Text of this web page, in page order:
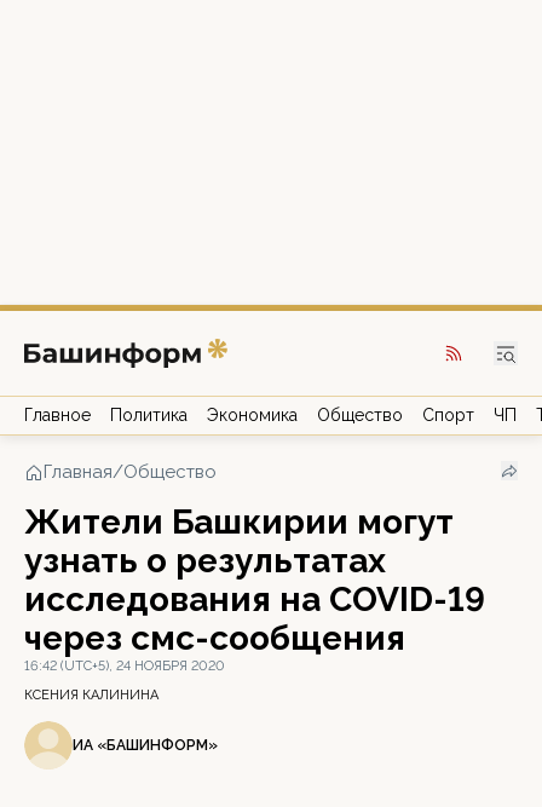
Главное Политика Экономика Общество Спорт ЧП
Главная/Общество
Жители Башкирии могут
узнать о результатах
исследования на COVID-19
через смс-сообщения
16:42 (UTC+5), 24 НОЯБРЯ 2020
КСЕНИЯ КАЛИНИНА
ИА «БАШИНФОРМ»